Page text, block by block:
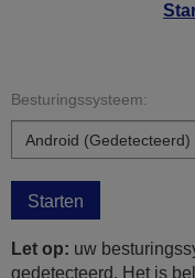
Besturingssysteem:
Starten
Let op: uw
gedetecteerd. Het is